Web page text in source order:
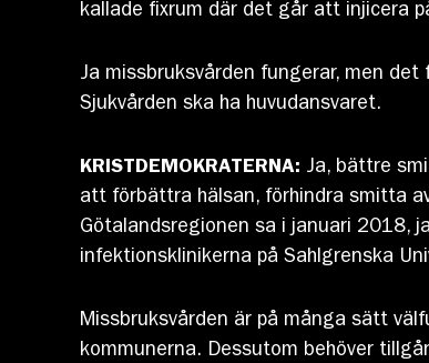
kallade fixrum där det går att injicera
Ja missbruksvården fungerar, men
Sjukvården ska ha huvudansvaret.
KRISTDEMOKRATERNA: Ja, bättre
att förbättra hälsan, förhindra smitta
Götalandsregionen sa i januari 2018,
infektionsklinikerna på Sahlgrenska
Missbruksvården är på många sätt
kommunerna. Dessutom behöver